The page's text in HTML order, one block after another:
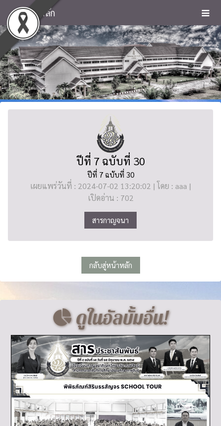
หน้าหลัก
ปีที่ 7 ฉบับที่ 30
ปีที่ 7 ฉบับที่ 30
เผยแพร่วันที่ : 2024-07-02 13:20:02 | โดย : aaa |
เปิดอ่าน : 702
สารกาญจนา
กลับสู่หน้าหลัก
ดูในอัลบั้มอื่น!